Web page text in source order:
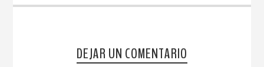
DEJAR UN COMENTARIO